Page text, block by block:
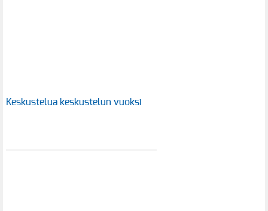
Keskustelua keskustelun vuoksi